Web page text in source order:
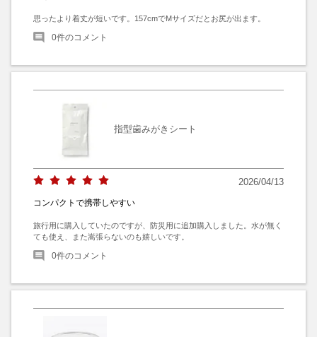
思ったより着丈が短いです。157cmでMサイズだとお尻が出ます。
0件のコメント
指型歯みがきシート
2026/04/13
コンパクトで携帯しやすい
旅行用に購入していたのですが、防災用に追加購入しました。水が無く
ても使え、また嵩張らないのも嬉しいです。
0件のコメント